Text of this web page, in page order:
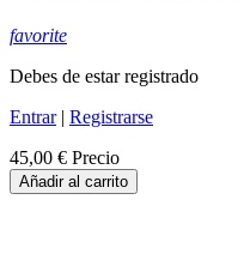
favorite
Debes de estar registrado
Entrar| Registrarse
45,00 € Precio
Añadir al carrito